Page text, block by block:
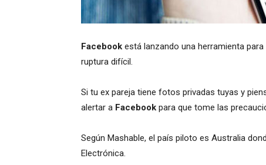
Facebook está lanzando una herramienta
ruptura difícil.
Si tu ex pareja tiene fotos privadas tuyas y
alertar a Facebook para que tome las
Según Mashable, el país piloto es Australia
Electrónica.